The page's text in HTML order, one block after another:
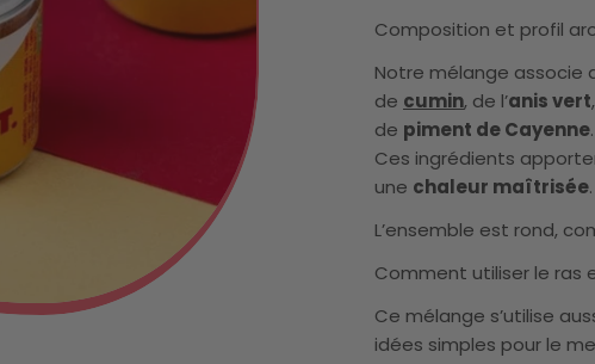
Composition et profil
Notre mélange associe
de cumin, de l’anis vert
de piment de Cayenne.
Ces ingrédients
une chaleur maîtrisée.
L’ensemble est rond,
Comment utiliser le ras
Ce mélange s’utilise
idées simples pour le